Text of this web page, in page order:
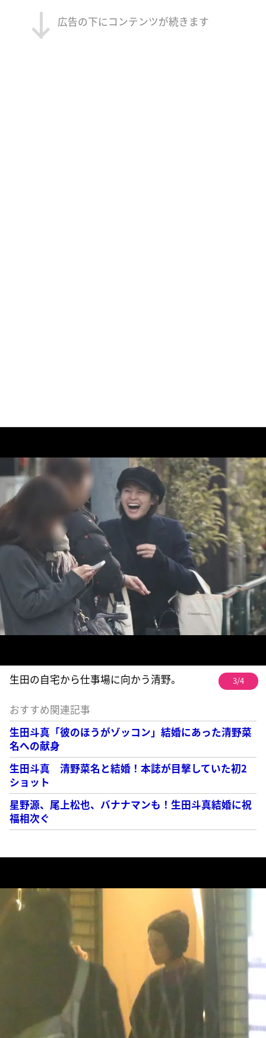
広告の下にコンテンツが続きます
生田の自宅から仕事場に向かう清野。 3/4
おすすめ関連記事
生田斗真「彼のほうがゾッコン」結婚にあった清野菜
名への献身
生田斗真 清野菜名と結婚！本誌が目撃していた初2
ショット
星野源、尾上松也、バナナマンも！生田斗真結婚に祝
福相次ぐ